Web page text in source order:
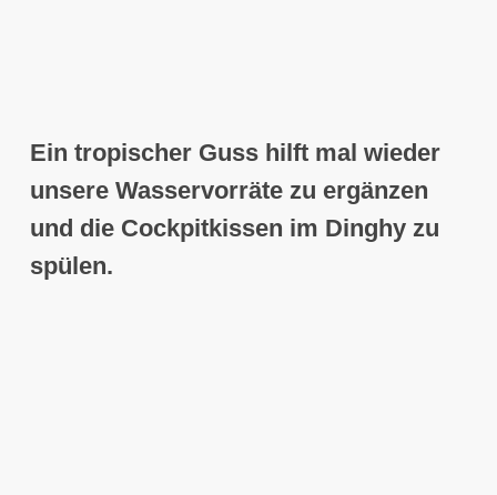
Ein tropischer Guss hilft mal wieder
unsere Wasservorräte zu ergänzen
und die Cockpitkissen im Dinghy zu
spülen.